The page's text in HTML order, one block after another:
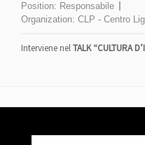
Position: Responsabile
Organization: CLP - Centro
Interviene nelTALK “CULTURA